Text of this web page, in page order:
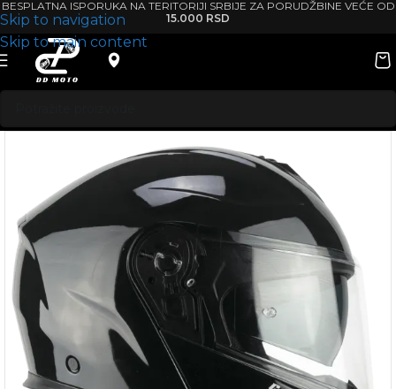
Skip to navigation
Skip to main content
BESPLATNA ISPORUKA NA TERITORIJI SRBIJE ZA PORUDŽBINE VEĆE OD
15.000 RSD